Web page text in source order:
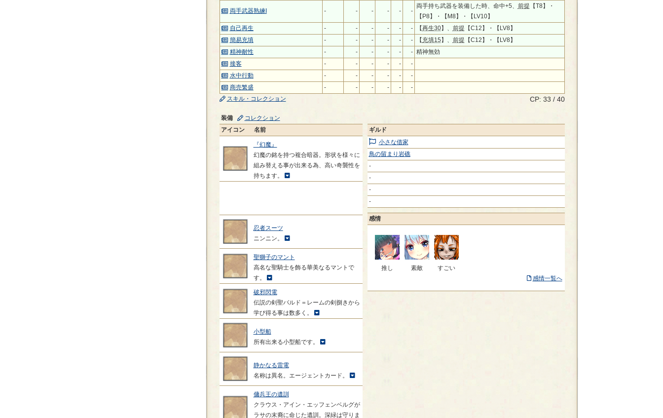
両手武器熟練I - - - - - -
両手持ち武器を装備した時、命中+5、 前提 【T8】・
【P8】・【M8】・【LV10】
自己再生
- - - - - - 【再生30】、 前提 【C12】・【LV8】
簡易充填
- - - - - - 【 充填15 】、 前提 【C12】・【LV8】
精神耐性
- - - - - - 精神無効
接客
- - - - -
-
水中行動
- - - - -
-
商売繁盛
- - - - -
-
スキル・コレクション
CP: 33 / 40
装備
コレクション
アイコン
名前
『幻魔』
幻魔の銘を持つ複合暗器。形状を様々に
組み替える事が出来る為、高い奇襲性を
持ちます。
忍者スーツ
ニンニン。
聖獅子のマント
高名な聖騎士を飾る華美なるマントで
す。
破邪閃電
伝説の剣聖バルド＝レームの剣捌きから
学び得る事は数多く。
小型船
所有出来る小型船です。
静かなる雷電
名称は異名。エージェントカード。
傭兵王の遺訓
クラウス・アイン・エッフェンベルグが
ラサの末裔に命じた遺訓。深緑は守りま
ギルド
小さな借家
鳥の留まり岩礁
-
-
-
-
感情
推し 素敵
すごい
感情一覧へ